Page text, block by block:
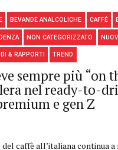
BEVANDE ANALCOLICHE CAFFÉ
NON CATEGORIZZATO
& RAPPORTI TREND
sempre più “on
nel ready-to-
e gen Z
caffè all’italiana continua